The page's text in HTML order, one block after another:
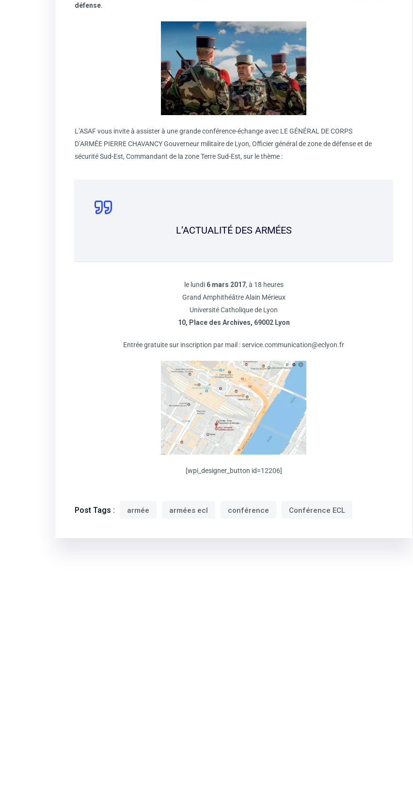
défense.
L’ASAF vous invite à assister à une grande conférence-échange avec LE GÉNÉRAL DE CORPS
D’ARMÉE PIERRE CHAVANCY Gouverneur militaire de Lyon, Officier général de zone de défense et de
sécurité Sud-Est, Commandant de la zone Terre Sud-Est, sur le thème :
L’ACTUALITÉ DES ARMÉES
le lundi 6 mars 2017, à 18 heures
Grand Amphithéâtre Alain Mérieux
Université Catholique de Lyon
10, Place des Archives, 69002 Lyon
Entrée gratuite sur inscription par mail :service.communication@eclyon.fr
[wpi_designer_button id=12206]
Post Tags : armée armées ecl conférence Conférence ECL